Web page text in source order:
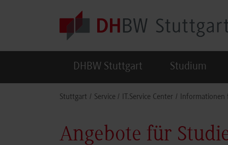
DHBW Stuttgart Studium
Stuttgart Service IT.Service Center Informationen
Angebote für